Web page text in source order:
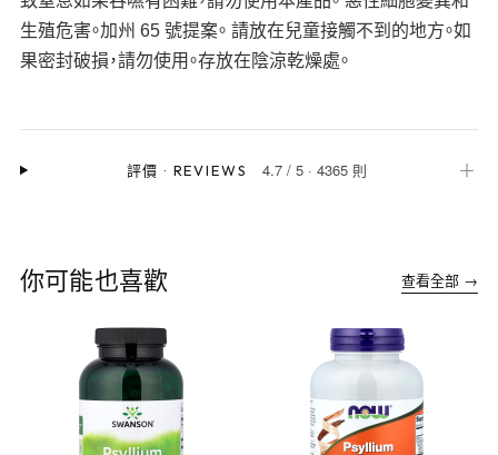
生殖危害。加州 65 號提案。 請放在兒童接觸不到的地方。如
果密封破損，請勿使用。存放在陰涼乾燥處。
評價 · REVIEWS 4.7 /5 ·4365 則 ＋
你可能也喜歡 查看全部 →